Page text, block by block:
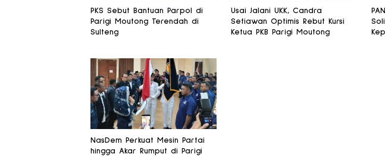
PKS Sebut Bantuan Parpol di
Parigi Moutong Terendah di
Sulteng
Usai Jalani UKK, Candra
Setiawan Optimis Rebut Kursi
Ketua PKB Parigi Moutong
NasDem Perkuat Mesin Partai
hingga Akar Rumput di Parigi